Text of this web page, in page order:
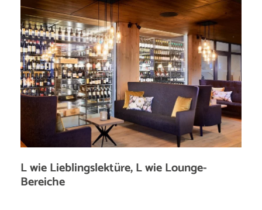
L wie Lieblingslektüre, L wie Lounge-
Bereiche